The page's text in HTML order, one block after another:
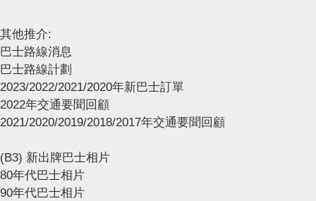
其他推介:
巴士路線消息
巴士路線計劃
2023/2022/2021/2020年新巴士訂單
2022年交通要聞回顧
2021/2020/2019/2018/2017年交通要聞回顧
(B3) 新出牌巴士相片
80年代巴士相片
90年代巴士相片